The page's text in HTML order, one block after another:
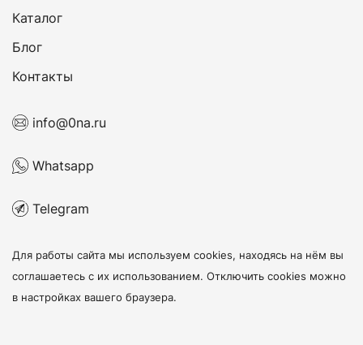
Каталог
Блог
Контакты
info@0na.ru
Whatsapp
Telegram
Для работы сайта мы используем cookies, находясь на нём вы
соглашаетесь с их использованием. Отключить cookies можно
в настройках вашего браузера.